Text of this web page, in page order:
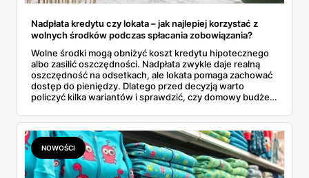
Nadpłata kredytu czy lokata – jak najlepiej korzystać z
wolnych środków podczas spłacania zobowiązania?
Wolne środki mogą obniżyć koszt kredytu hipotecznego
albo zasilić oszczędności. Nadpłata zwykle daje realną
oszczędność na odsetkach, ale lokata pomaga zachować
dostęp do pieniędzy. Dlatego przed decyzją warto
policzyć kilka wariantów i sprawdzić, czy domowy budżet
NOWOŚCI